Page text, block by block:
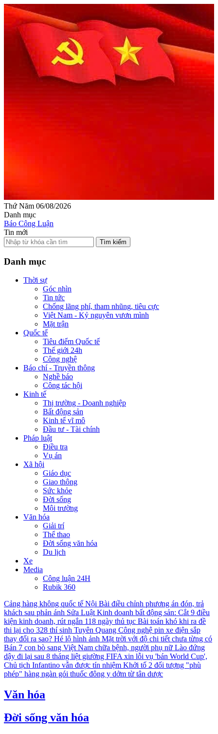
Thứ Năm 06/08/2026
Danh mục
Báo Công Luận
Tin mới
Tìm kiếm
Danh mục
Thời sự
Góc nhìn
Tin tức
Chống lãng phí, tham nhũng, tiêu cực
Việt Nam - Kỷ nguyên vươn mình
Mặt trận
Quốc tế
Tiêu điểm Quốc tế
Thế giới 24h
Công nghệ
Báo chí - Truyền thông
Nghề báo
Công tác hội
Kinh tế
Thị trường - Doanh nghiệp
Bất động sản
Kinh tế vĩ mô
Đầu tư - Tài chính
Pháp luật
Điều tra
Vụ án
Xã hội
Giáo dục
Giao thông
Sức khỏe
Đời sống
Môi trường
Văn hóa
Giải trí
Thể thao
Đời sống văn hóa
Du lịch
Xe
Media
Công luận 24H
Rubik 360
Cảng hàng không quốc tế Nội Bài điều chỉnh phương án đón, trả
khách sau phản ánh Sửa Luật Kinh doanh bất động sản: Cắt 9 điều
kiện kinh doanh, rút ngắn 118 ngày thủ tục Bài toán khó khi ra đề
thi lại cho 328 thí sinh Tuyên Quang Công nghệ pin xe điện sắp
thay đổi ra sao? Hé lộ hình ảnh Mặt trời với độ chi tiết chưa từng có
Bán 7 con bò sang Việt Nam chữa bệnh, người phụ nữ Lào đứng
dậy đi lại sau 8 tháng liệt giường FIFA xin lỗi vụ 'bán World Cup',
Chủ tịch Infantino vẫn được tín nhiệm Khởi tố 2 đối tượng "phù
phép" hàng ngàn gói thuốc đông y dởm từ tân dược
Văn hóa
Đời sống văn hóa